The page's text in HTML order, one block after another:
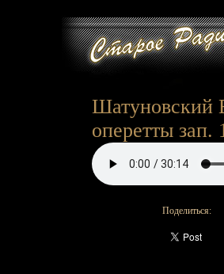
Шатуновский
оперетты зап.
Поделиться: